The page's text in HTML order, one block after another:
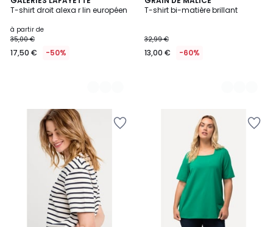
T-shirt droit alexa r lin européen
à partir de
35,00 €
17,50 € -50%
Couleurs
T-shirt bi-matière brillant
32,99 €
13,00 € -60%
Couleurs